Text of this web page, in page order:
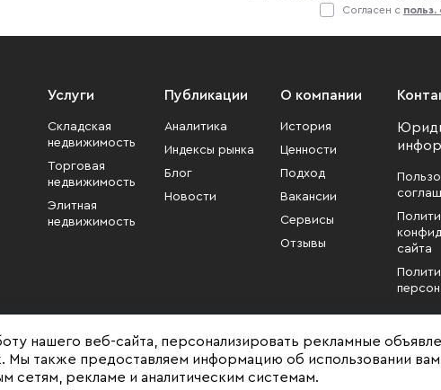
Согласен с
Услуги
Складская
недвижимость
Торговая
недвижимость
Элитная
недвижимость
Публикации
Аналитика
Индексы рынка
Блог
Новости
О компании
История
Ценности
Подход
Вакансии
Сервисы
Отзывы
сайта
сайте информация, в т.ч. стоимости объектов, носит информационный характер
нашего веб-сайта, персонализировать рекламные
Мы также предоставляем информацию об использовании
сетям, рекламе и аналитическим системам.